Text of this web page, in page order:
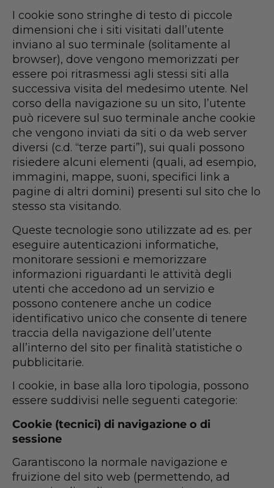
I cookie sono stringhe di testo di piccole
dimensioni che i siti visitati dall’utente
inviano al suo terminale (solitamente al
browser), dove vengono memorizzati per
essere poi ritrasmessi agli stessi siti alla
successiva visita del medesimo utente. Nel
corso della navigazione su un sito, l’utente
può ricevere sul suo terminale anche cookie
che vengono inviati da siti o da web server
diversi (c.d. “terze parti”), sui quali possono
risiedere alcuni elementi (quali, ad esempio,
immagini, mappe, suoni, specifici link a
pagine di altri domini) presenti sul sito che lo
stesso sta visitando.
Queste tecnologie sono utilizzate ad es. per
eseguire autenticazioni informatiche,
monitorare sessioni e memorizzare
informazioni riguardanti le attività degli
utenti che accedono ad un servizio e
possono contenere anche un codice
identificativo unico che consente di tenere
traccia della navigazione dell’utente
all’interno del sito per finalità statistiche o
pubblicitarie.
I cookie, in base alla loro tipologia, possono
essere suddivisi nelle seguenti categorie:
Cookie (tecnici) di navigazione o di
sessione
Garantiscono la normale navigazione e
fruizione del sito web (permettendo, ad